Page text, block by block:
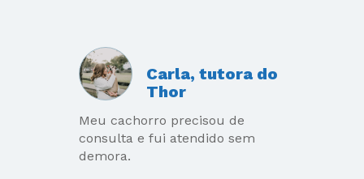
Carla, tutora do
Thor
Meu cachorro precisou de
consulta e fui atendido sem
demora.